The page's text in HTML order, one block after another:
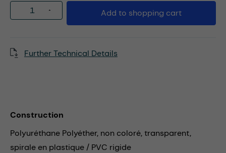
Product Quantity: Enter the desired
Add to shopping cart
Further Technical Details
Construction
Polyuréthane Polyéther, non coloré, transparent,
spirale en plastique / PVC rigide